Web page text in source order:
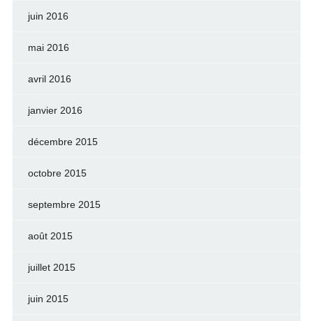
juin 2016
mai 2016
avril 2016
janvier 2016
décembre 2015
octobre 2015
septembre 2015
août 2015
juillet 2015
juin 2015